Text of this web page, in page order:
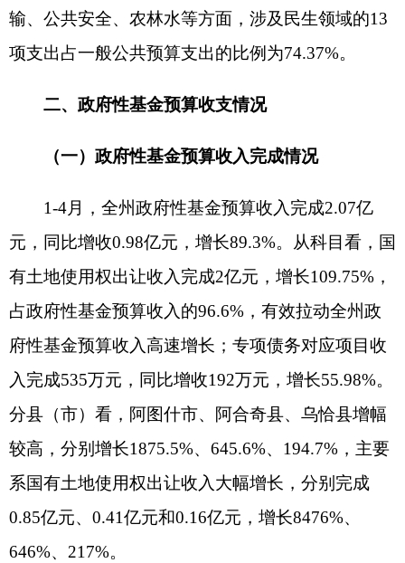
专项债务付息支出0.93亿元，增长15.83%；专项债
务收入安排的支出1.19亿元，增长18.86%，主要系
入安排的支出增加；国有土地使用权出让收入安排
持续推进保障性租赁住房建设、棚户区改造建设，
算支出增长。分县（市）看，乌恰县、阿图什市增
幅较高，分别增长245.8%、113.2%。
1-4月，全州国有资本经营预算暂无收入，主要
并报表中归属于母公司所有者的净利润为基数计算
上缴，根据国资委工作要求，各级国有企业审计工
作于2025年5月结束，将出具审计报告，方可计算
收入上缴金额，故1-4月无收入，预计至5月份上缴
收入。
1-4月，全州国有资本经营预算支出累计完成